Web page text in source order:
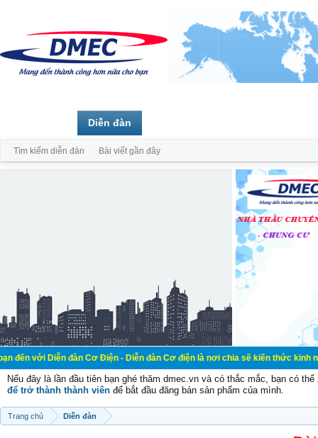
đàn Cơ Điện - Diễn đàn Cơ điện là nơi chia sẽ kiến thức kinh nghiệm
Nếu đây là lần đầu tiên bạn ghé thăm dmec.vn và có thắc mắc, bạn có
để trở thành thành viên để bắt đầu đăng bán sản phẩm của mình.
Trang chủ Diễn đàn
Diễn đàn
Tìm kiếm diễn đàn Bài viết gần đây